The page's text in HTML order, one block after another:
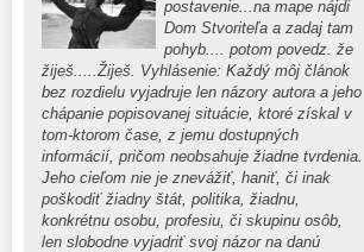
postavenie...na mape nájdi
Dom Stvoriteľa a zadaj tam
pohyb.... potom povedz. že
žiješ.....Žiješ. Vyhlásenie: Každý môj článok
bez rozdielu vyjadruje len názory autora a jeho
chápanie popisovanej situácie, ktoré získal v
tom-ktorom čase, z jemu dostupných
informácií, pričom neobsahuje žiadne tvrdenia.
Jeho cieľom nie je znevážiť, haniť, či inak
poškodiť žiadny štát, politika, žiadnu,
konkrétnu osobu, profesiu, či skupinu osôb,
len slobodne vyjadriť svoj názor na danú